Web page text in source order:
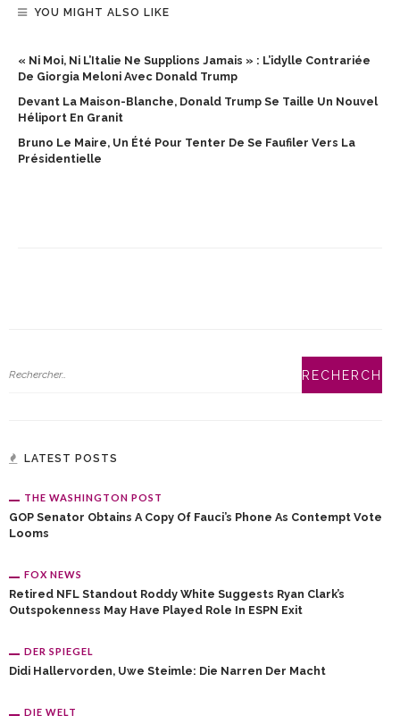
YOU MIGHT ALSO LIKE
« Ni Moi, Ni L’Italie Ne Supplions Jamais » : L’idylle Contrariée
De Giorgia Meloni Avec Donald Trump
Devant La Maison-Blanche, Donald Trump Se Taille Un Nouvel
Héliport En Granit
Bruno Le Maire, Un Été Pour Tenter De Se Faufiler Vers La
Présidentielle
LATEST POSTS
THE WASHINGTON POST
GOP Senator Obtains A Copy Of Fauci’s Phone As Contempt Vote
Looms
FOX NEWS
Retired NFL Standout Roddy White Suggests Ryan Clark’s
Outspokenness May Have Played Role In ESPN Exit
DER SPIEGEL
Didi Hallervorden, Uwe Steimle: Die Narren Der Macht
DIE WELT